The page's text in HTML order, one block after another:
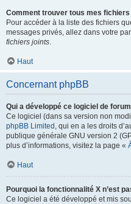
Comment trouver tous mes
Pour accéder à la liste des fichiers
messages privés, allez dans votre
fichiers joints.
Haut
Concernant phpBB
Qui a développé ce logiciel de
Ce logiciel (dans sa version non
phpBB Limited , qui en a les droits
publique générale GNU version 2
plus d’informations, visitez la page «
Haut
Pourquoi la fonctionnalité X n’est
Ce logiciel a été développé et mis